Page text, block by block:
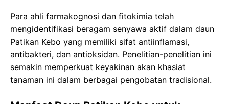
Para ahli farmakognosi dan fitokimia telah
mengidentifikasi beragam senyawa aktif dalam daun
Patikan Kebo yang memiliki sifat antiinflamasi,
antibakteri, dan antioksidan. Penelitian-penelitian ini
semakin memperkuat keyakinan akan khasiat
tanaman ini dalam berbagai pengobatan tradisional.